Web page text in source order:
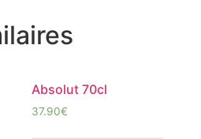
Absolut 70cl
37.90€